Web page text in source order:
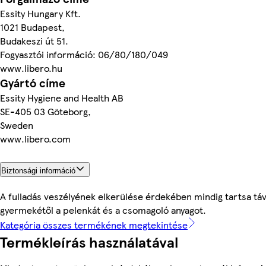
Essity Hungary Kft.
1021 Budapest,
Budakeszi út 51.
Fogyasztói információ: 06/80/180/049
www.libero.hu
Gyártó címe
Essity Hygiene and Health AB
SE-405 03 Göteborg,
Sweden
www.libero.com
Biztonsági információ
A fulladás veszélyének elkerülése érdekében mindig tartsa
gyermekétől a pelenkát és a csomagoló anyagot.
Kategória összes termékének megtekintése
Termékleírás használatával